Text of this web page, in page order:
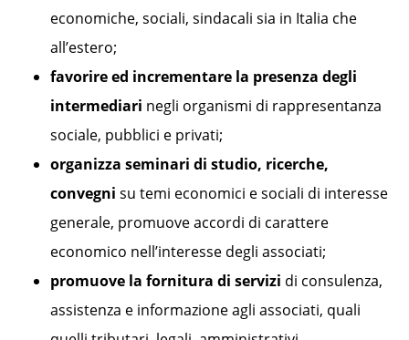
economiche, sociali, sindacali sia in Italia che
all’estero;
favorire ed incrementare la presenza degli
intermediari negli organismi di rappresentanza
sociale, pubblici e privati;
organizza seminari di studio, ricerche,
convegni su temi economici e sociali di interesse
generale, promuove accordi di carattere
economico nell’interesse degli associati;
promuove la fornitura di servizi di consulenza,
assistenza e informazione agli associati, quali